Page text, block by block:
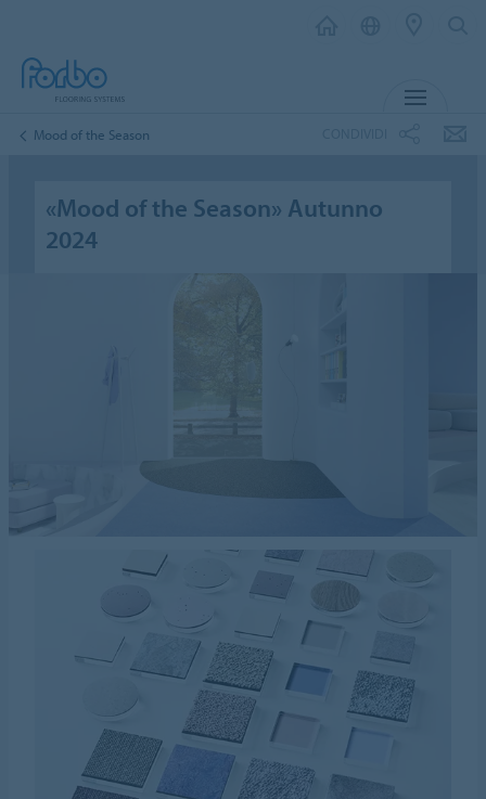
Mood of the Season
«Mood of the Season» Autunno
2024